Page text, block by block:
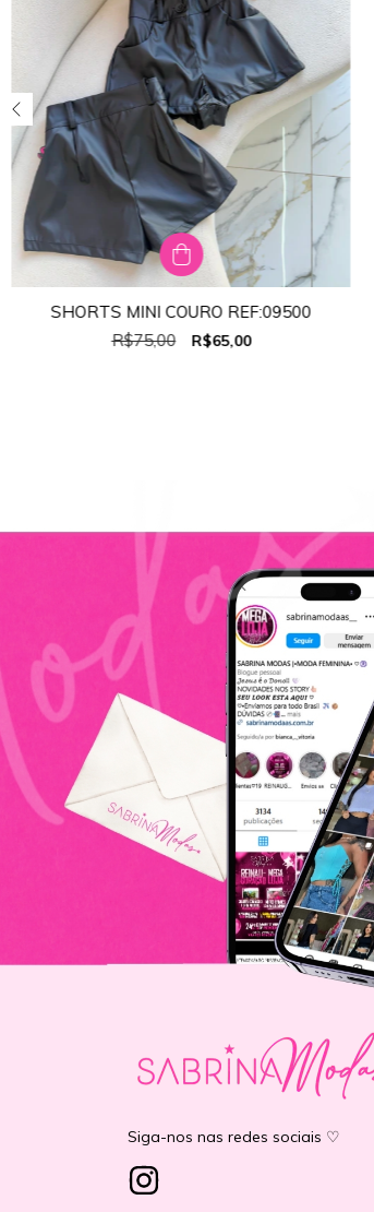
TAMANHO:GG
M
GG
SHORTS MINI COURO REF:09500
R$75,00
R$65,00
Siga-nos nas redes sociais ♡